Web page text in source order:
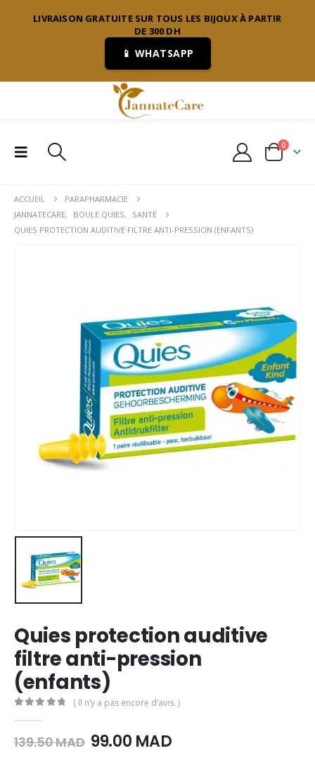
LIVRAISON GRATUITE SUR TOUS LES BIJOUX À PARTIR
DE 300 DH
📱 WHATSAPP
0
ACCUEIL
PARAPHARMACIE
JANNATECARE, BOULE QUIES,
SANTÉ
QUIES PROTECTION AUDITIVE FILTRE ANTI-PRESSION (ENFANTS)
Quies protection auditive
filtre anti-pression
(enfants)
( Il n’y a pas encore d’avis. )
139.50MAD Le
99.00 MADLe